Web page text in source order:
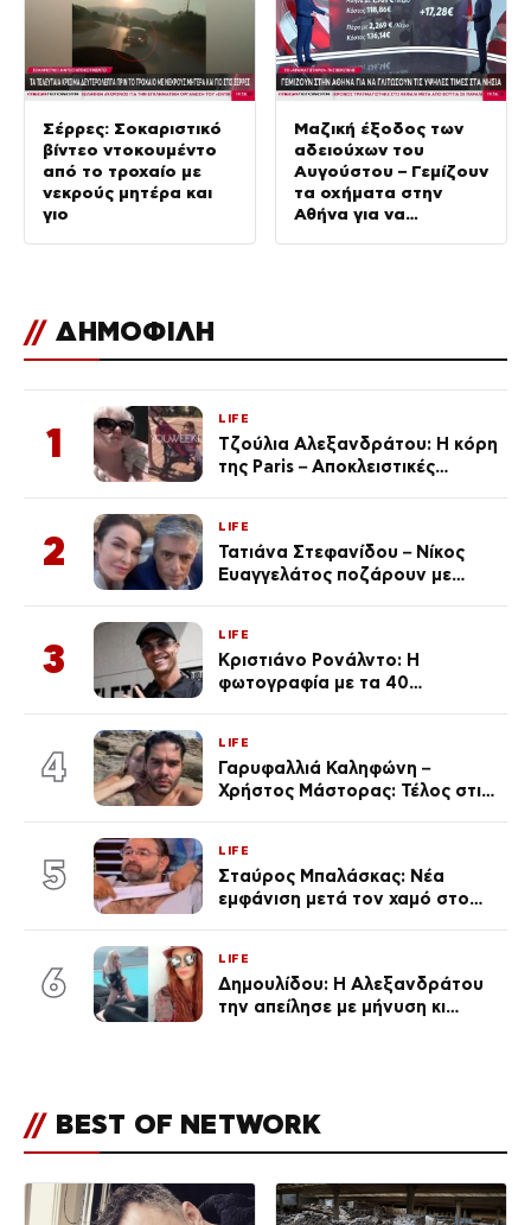
Σέρρες: Σοκαριστικό
βίντεο ντοκουμέντο
από το τροχαίο με
νεκρούς μητέρα και
γιο
Μαζική έξοδος των
αδειούχων του
Αυγούστου – Γεμίζουν
τα οχήματα στην
Αθήνα για να
// ΔΗΜΟΦΙΛΗ
1
LIFE
Τζούλια Αλεξανδράτου: Η κόρη
της Paris – Αποκλειστικές
2
LIFE
Τατιάνα Στεφανίδου – Νίκος
Ευαγγελάτος ποζάρουν με
3
LIFE
Κριστιάνο Ρονάλντο: Η
φωτογραφία με τα 40
εκ. likes
4
LIFE
Γαρυφαλλιά Καληφώνη –
Χρήστος Μάστορας: Τέλος στις
5
LIFE
Σταύρος Μπαλάσκας: Νέα
εμφάνιση μετά τον χαμό στο
6
LIFE
Δημουλίδου: Η Αλεξανδράτου
την απείλησε με μήνυση κι
// BEST OF NETWORK